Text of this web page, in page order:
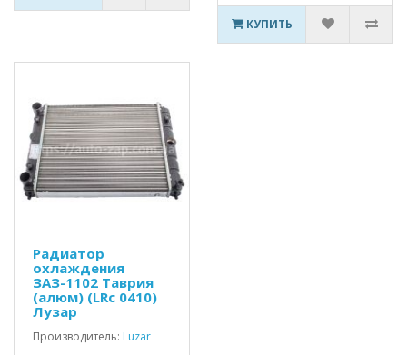
КУПИТЬ
Радиатор
охлаждения
ЗАЗ-1102 Таврия
(алюм) (LRc 0410)
Лузар
Производитель: Luzar